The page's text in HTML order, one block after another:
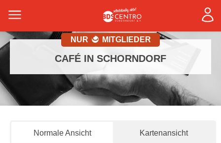
NUR MITGLIEDER
CAFÉ IN SCHORNDORF
Normale Ansicht Kartenansicht